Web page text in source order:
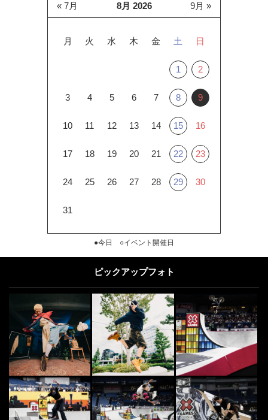
8月 2026
月 火 水 木 金 土 日
1 2
3 4 5 6 7 8 9
10 11 12 13 14 15 16
17 18 19 20 21 22 23
24 25 26 27 28 29 30
31
« 7月 9月 »
●今日 ○イベント開催日
ピックアップフォト